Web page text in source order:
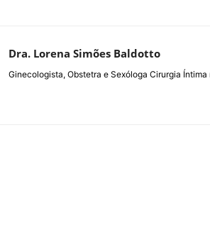
Dra. Lorena Simões Baldotto
Ginecologista, Obstetra e Sexóloga Cirurgia